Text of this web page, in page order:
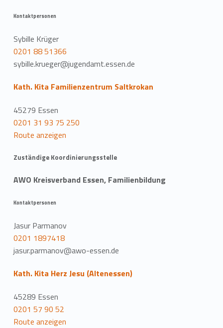
Kontaktpersonen
Sybille Krüger
0201 88 51366
sybille.krueger@jugendamt.essen.de
Kath. Kita Familienzentrum Saltkrokan
45279 Essen
0201 31 93 75 250
Route anzeigen
Zuständige Koordinierungsstelle
AWO Kreisverband Essen, Familienbildung
Kontaktpersonen
Jasur Parmanov
0201 1897418
jasur.parmanov@awo-essen.de
Kath. Kita Herz Jesu (Altenessen)
45289 Essen
0201 57 90 52
Route anzeigen